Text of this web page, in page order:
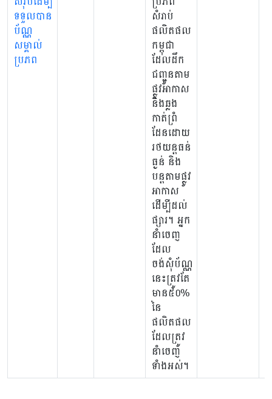
ទទួលបាន
ប័ណ្ណ
សម្គាល់
ប្រភព
សំរាប់
ផលិតផល
កម្ពុជា
ដែលដឹក
ជញ្ជូនតាម
ផ្លូវអាកាស
និងឆ្លង
កាត់ព្រំ
ដែនដោយ
រថយន្តធន់
ធ្ងន់ និង
បន្តតាមផ្លូវ
អាកាស
ដើម្បីដល់
ផ្សារ។ អ្នក
នាំចេញ​
ដែល
ចង់សុំប័ណ្ណ
នេះត្រូវតែ
មាន៥០%
នៃ
ផលិតផល
ដែលត្រូវ
នាំចេញ
ទាំងអស់។​